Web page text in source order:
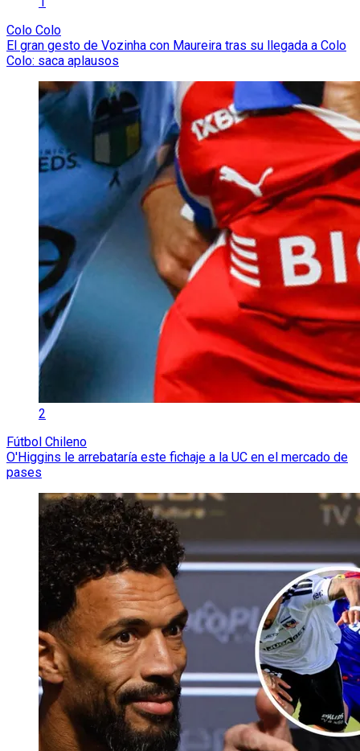
Colo Colo
El gran gesto de Vozinha con Maureira tras su llegada a Colo
Colo: saca aplausos
2
Fútbol Chileno
O'Higgins le arrebataría este fichaje a la UC en el mercado de
pases